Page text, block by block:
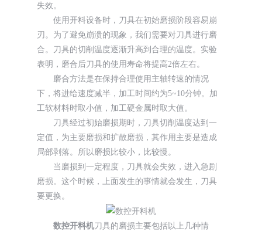
失效。
使用开料设备时，刀具在初始磨损阶段容易崩
刃。为了避免崩溃的现象，我们需要对刀具进行磨
合。刀具的切削温度逐渐升高到合理的温度。实验
表明，磨合后刀具的使用寿命将提高2倍左右。
磨合方法是在保持合理使用主轴转速的情况
下，将进给速度减半，加工时间约为5~10分钟。加
工软材料时取小值，加工硬金属时取大值。
刀具经过初始磨损期时，刀具切削温度达到一
定值，为主要磨损和扩散磨损，其作用主要是造成
局部剥落。所以磨损比较小，比较慢。
当磨损到一定程度，刀具就会失效，进入急剧
磨损。这个时候，上面发生的事情就会发生，刀具
要更换。
数控开料机刀具的磨损主要包括以上几种情